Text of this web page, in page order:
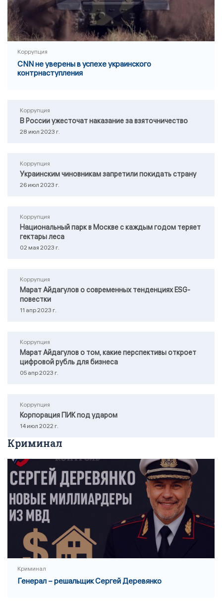
Коррупция
CNN не уверены в успехе украинского
контрнаступления
Коррупция
В России ужесточат наказание за взяточничество
28 июл 2023 г.
Коррупция
Украинским чиновникам запретили покидать страну
26 июл 2023 г.
Коррупция
Национальный парк в Москве с каждым годом теряет
гектары леса
02 мая 2023 г.
Коррупция
Марат Айдагулов о современных тенденциях ESG-
повестки
11 апр 2023 г.
Коррупция
Марат Айдагулов о том, какие перспективы откроет
цифровой рубль для бизнеса
05 апр 2023 г.
Коррупция
Корпорация ПИК под ударом
14 июл 2022 г.
Криминал
Криминал
Генерал – решальщик Сергей Деревянко